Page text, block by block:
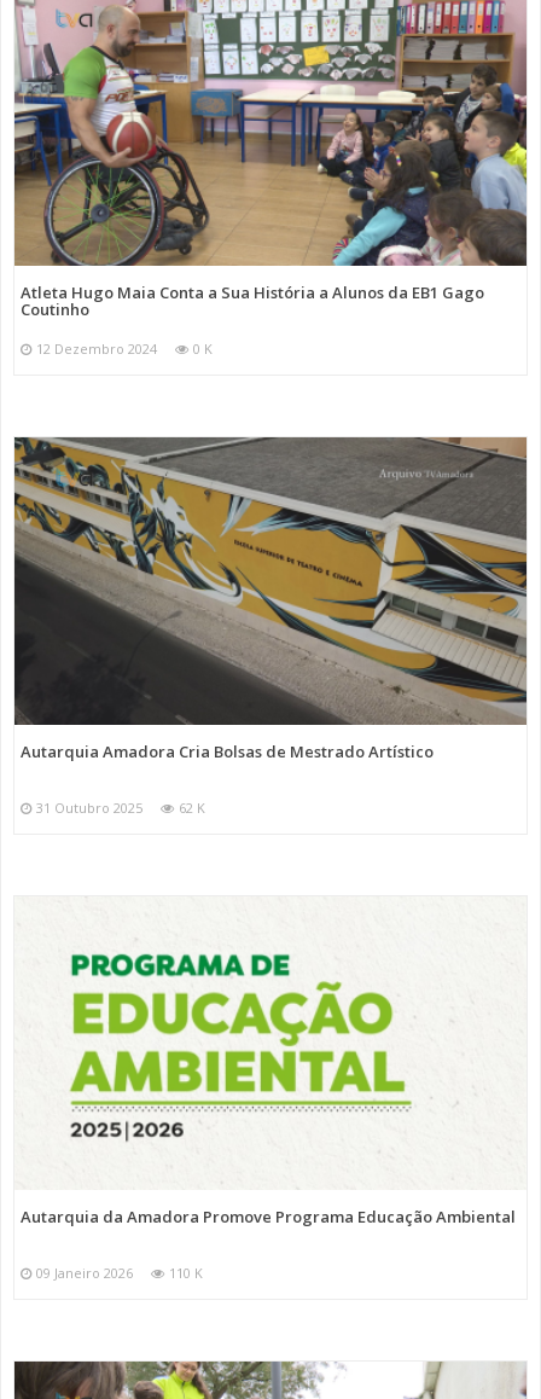
Atleta Hugo Maia Conta a Sua História a Alunos da EB1 Gago
Coutinho
12 Dezembro 2024 0 K
Autarquia Amadora Cria Bolsas de Mestrado Artístico
31 Outubro 2025 62 K
Autarquia da Amadora Promove Programa Educação Ambiental
09 Janeiro 2026 110 K